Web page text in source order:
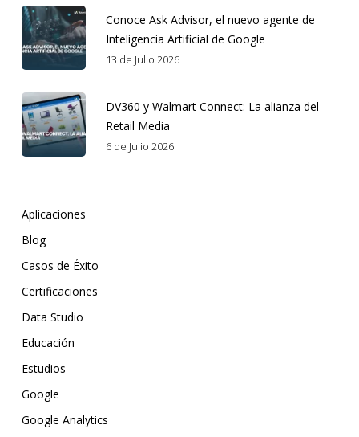
Conoce Ask Advisor, el nuevo agente de
Inteligencia Artificial de Google
13 de Julio 2026
DV360 y Walmart Connect: La alianza del
Retail Media
6 de Julio 2026
Aplicaciones
Blog
Casos de Éxito
Certificaciones
Data Studio
Educación
Estudios
Google
Google Analytics